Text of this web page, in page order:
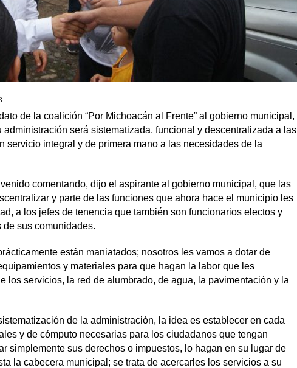
de la coalición “Por Michoacán al Frente” al gobierno municipal,
administración será sistematizada, funcional y descentralizada a las
servicio integral y de primera mano a las necesidades de la
comentando, dijo el aspirante al gobierno municipal, que las
y parte de las funciones que ahora hace el municipio les
a los jefes de tenencia que también son funcionarios electos y
sus comunidades.
están maniatados; nosotros les vamos a dotar de
y materiales para que hagan la labor que les
los servicios, la red de alumbrado, de agua, la pavimentación y la
de la administración, la idea es establecer en cada
y de cómputo necesarias para los ciudadanos que tengan
simplemente sus derechos o impuestos, lo hagan en su lugar de
la cabecera municipal; se trata de acercarles los servicios a su